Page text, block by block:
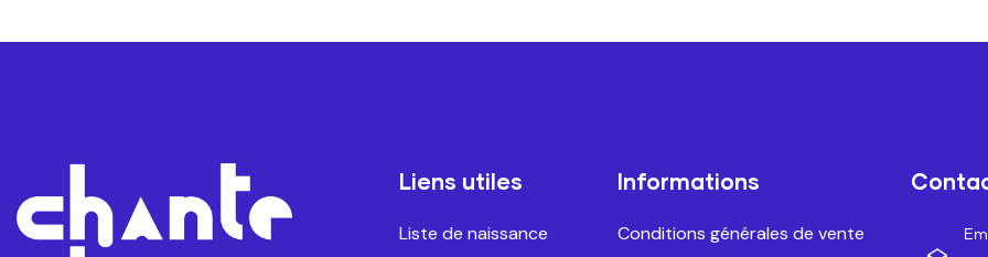
Liens utiles
Liste de naissance
Informations
Conditions générales de vente